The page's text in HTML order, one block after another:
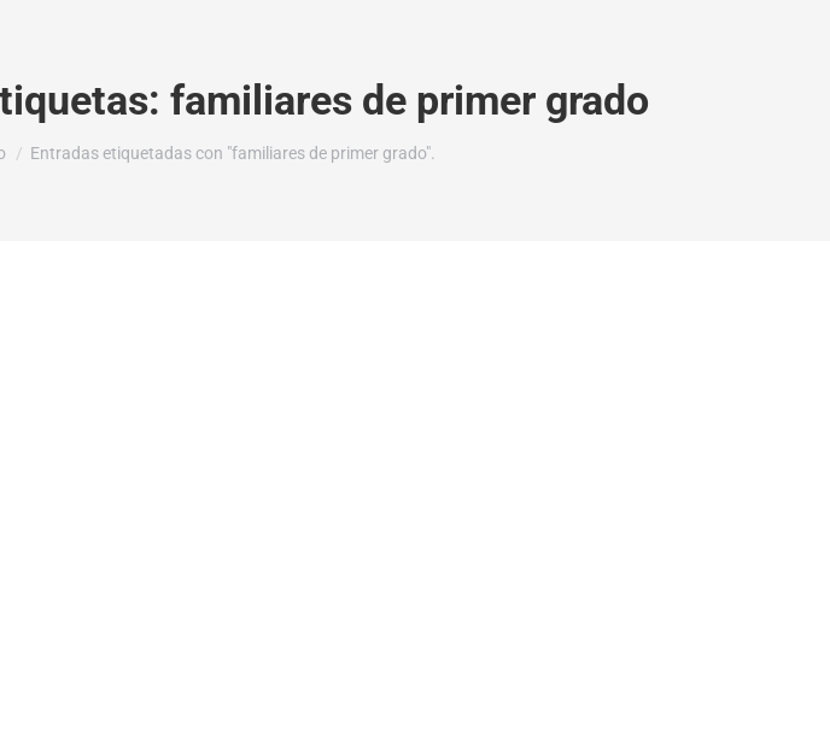
familiares de primer grado
aquí:Entradas etiquetadas con "familiares de primer grado".